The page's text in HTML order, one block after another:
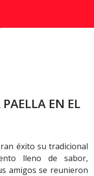
EN EL
éxito su tradicional
lleno de sabor,
amigos se reunieron